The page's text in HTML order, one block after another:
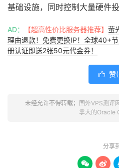
基础设施，同时控制大量硬件
AD： 【超高性价比服务器推荐】 萤
理由退款！免费更换IP！全球40+
册认证即送2张50元代金券！
 赞(
未经允许不得转载； 国外VPS测评
拿大的Oracle
分享到
 